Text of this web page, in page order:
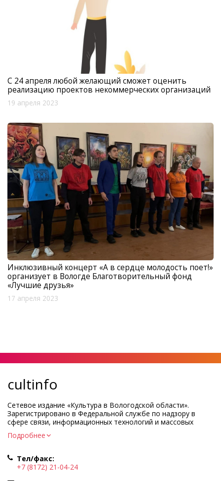
С 24 апреля любой желающий сможет оценить
реализацию проектов некоммерческих организаций
19 апреля 2023
Инклюзивный концерт «А в сердце молодость поет!»
организует в Вологде Благотворительный фонд
«Лучшие друзья»
17 апреля 2023
cultinfo
Сетевое издание «Культура в Вологодской области».
Зарегистрировано в Федеральной службе по надзору в
сфере связи, информационных технологий и массовых
коммуникаций.
Регистрационный номер и дата принятия решения о
Учредитель КУ ВО «Информационно-аналитический центр
культуры»
Подробнее
Тел/факс:
+7 (8172) 21-04-24